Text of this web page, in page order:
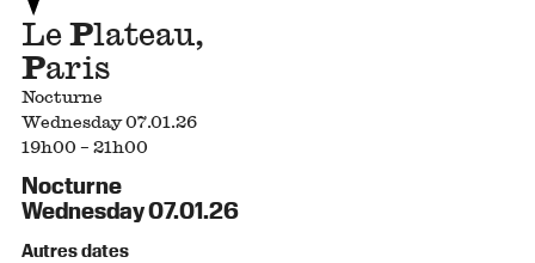
LePlateau,
Paris
Nocturne
Wednesday 07.01.26
19h00 – 21h00
Nocturne
Wednesday 07.01.26
Autres dates